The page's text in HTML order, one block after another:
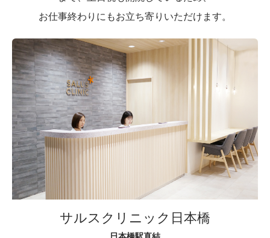
お仕事終わりにもお立ち寄りいただけます。
サルスクリニック日本橋
日本橋駅直結